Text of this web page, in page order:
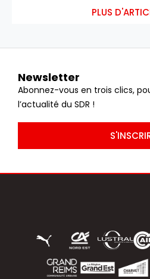
PLUS
Newsletter
Abonnez-vous en trois clics,
l’actualité du SDR !